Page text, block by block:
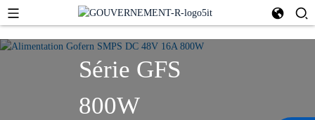
Série GFS
800W